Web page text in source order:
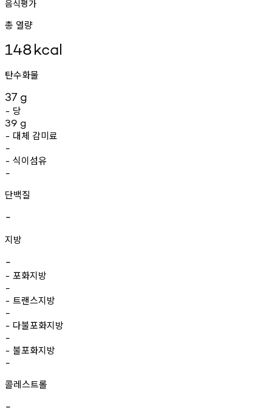
음식평가
총 열량
148kcal
탄수화물
37 g
- 당
39 g
- 대체 감미료
-
- 식이섬유
-
단백질
-
지방
-
- 포화지방
-
- 트랜스지방
-
- 다불포화지방
-
- 불포화지방
-
콜레스트롤
-